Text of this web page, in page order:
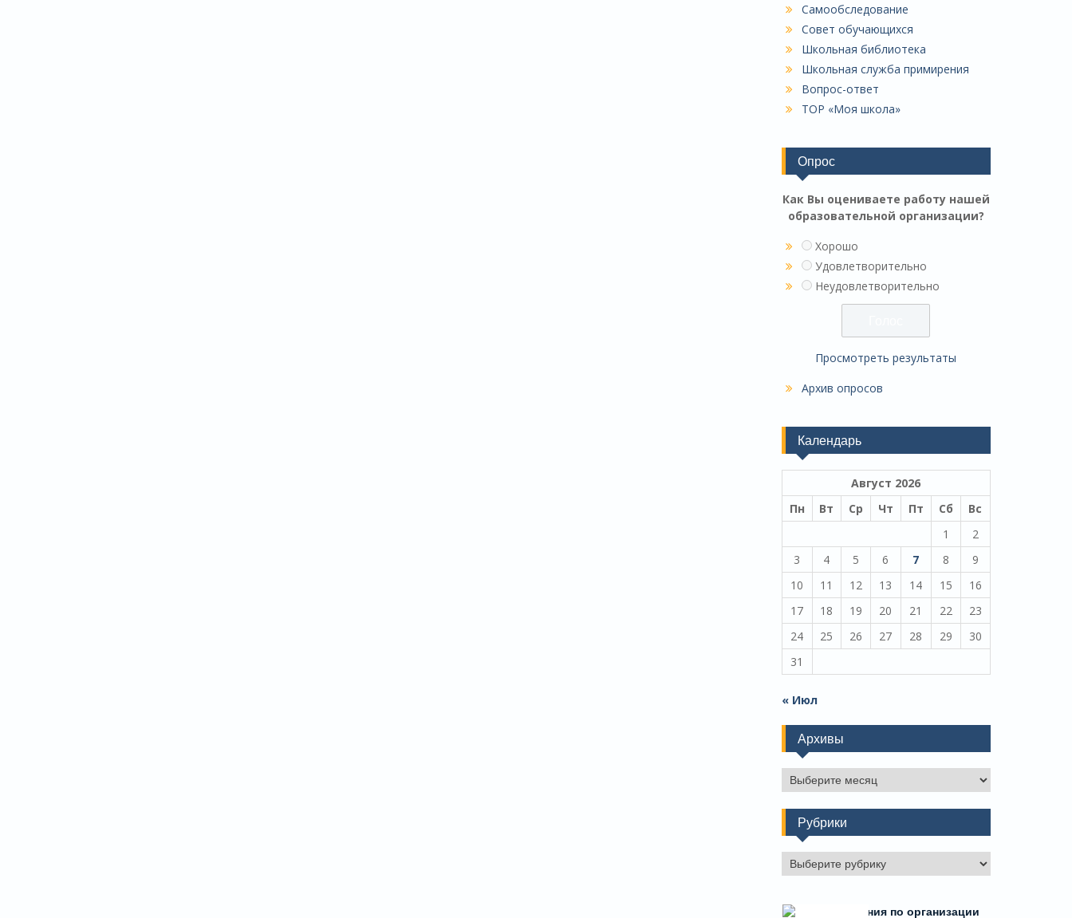
Самообследование
Совет обучающихся
Школьная библиотека
Школьная служба примирения
Вопрос-ответ
ТОР «Моя школа»
Опрос
Как Вы оцениваете работу нашей
образовательной организации?
Хорошо
Удовлетворительно
Неудовлетворительно
Просмотреть результаты
Архив опросов
Календарь
Август 2026
Пн
Вт Ср Чт Пт Сб
Вс
1
2
3
4 5 6 7 8
9
10
11 12 13 14 15
16
17
18 19 20 21 22
23
24
25 26 27 28 29
30
31
« Июл
Архивы
Архивы
Рубрики
Рубрики
Есть предложения по организации